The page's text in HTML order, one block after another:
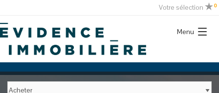
Votre sélection 0
Menu